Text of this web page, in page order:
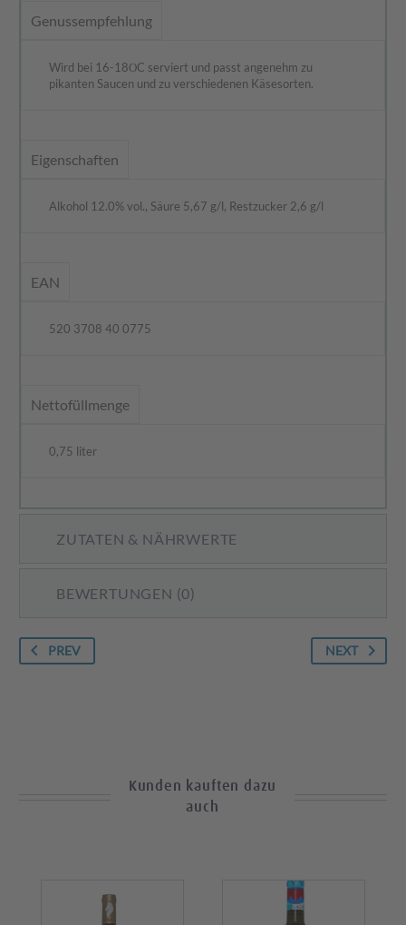
Genussempfehlung
Wird bei 16-18ΟC serviert und passt angenehm zu
pikanten Saucen und zu verschiedenen Käsesorten.
Eigenschaften
Alkohol 12.0% vol., Säure 5,67 g/l, Restzucker 2,6 g/l
EAN
520 3708 40 0775
Nettofüllmenge
0,75 liter
ZUTATEN & NÄHRWERTE
BEWERTUNGEN (0)
PREV NEXT
Kunden kauften dazu
auch